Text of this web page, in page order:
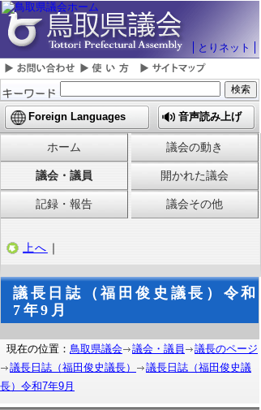
とりネット
Foreign Languages 音声読み上げ
ホーム 議会の動き
議会・議員 開かれた議会
記録・報告 議会その他
上へ ｜
議長日誌（福田俊史議長）令和
7年9月
現在の位置： 鳥取県議会 議会・議員
議長のページ
議長日誌（福田俊史議長）
議長日誌（福田俊史議
長）令和7年9月